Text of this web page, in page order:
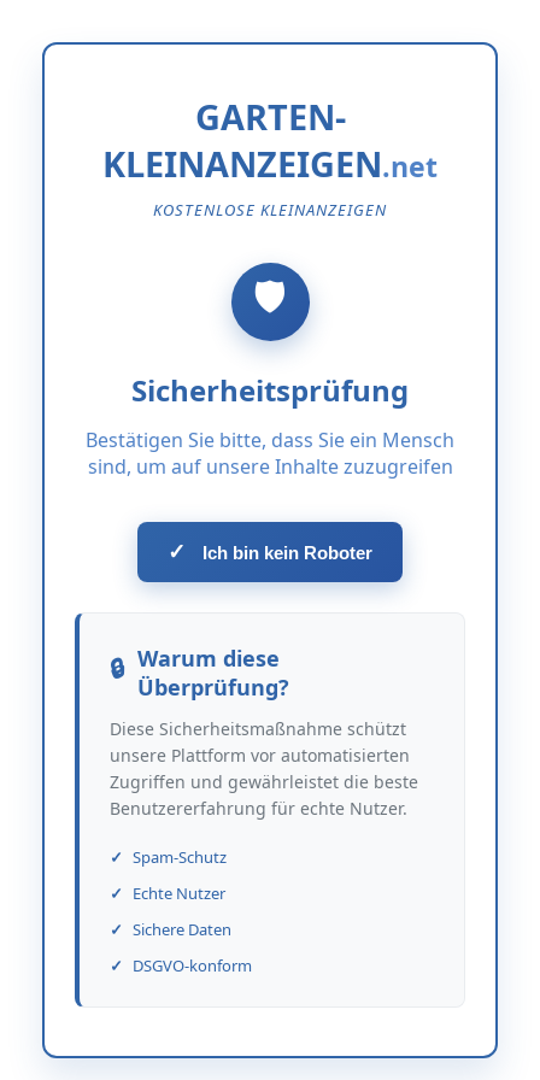
GARTEN-
KLEINANZEIGEN
KOSTENLOSE KLEINANZEIGEN
Sicherheitsprüfung
Bestätigen Sie bitte, dass Sie ein Mensch
sind, um auf unsere Inhalte zuzugreifen
✓ Ich bin kein Roboter
Warum diese
Überprüfung?
Diese Sicherheitsmaßnahme schützt
unsere Plattform vor automatisierten
Zugriffen und gewährleistet die beste
Benutzererfahrung für echte Nutzer.
Spam-Schutz
Echte Nutzer
Sichere Daten
DSGVO-konform